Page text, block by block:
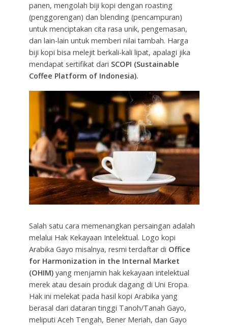
panen, mengolah biji kopi dengan roasting
(penggorengan) dan blending (pencampuran)
untuk menciptakan cita rasa unik, pengemasan,
dan lain-lain untuk memberi nilai tambah. Harga
biji kopi bisa melejit berkali-kali lipat, apalagi jika
mendapat sertifikat dari SCOPI (Sustainable
Coffee Platform of Indonesia).
Salah satu cara memenangkan persaingan adalah
melalui Hak Kekayaan Intelektual. Logo kopi
Arabika Gayo misalnya, resmi terdaftar di Office
for Harmonization in the Internal Market
(OHIM)yang menjamin hak kekayaan intelektual
merek atau desain produk dagang di Uni Eropa.
Hak ini melekat pada hasil kopi Arabika yang
berasal dari dataran tinggi Tanoh/Tanah Gayo,
meliputi Aceh Tengah, Bener Meriah, dan Gayo